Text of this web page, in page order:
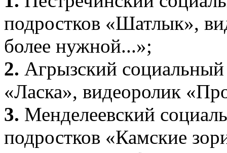
подростков «Шатлык»,
более нужной...»;
2. Агрызский
«Ласка», видеоролик
3. Менделеевский
подростков «Камские